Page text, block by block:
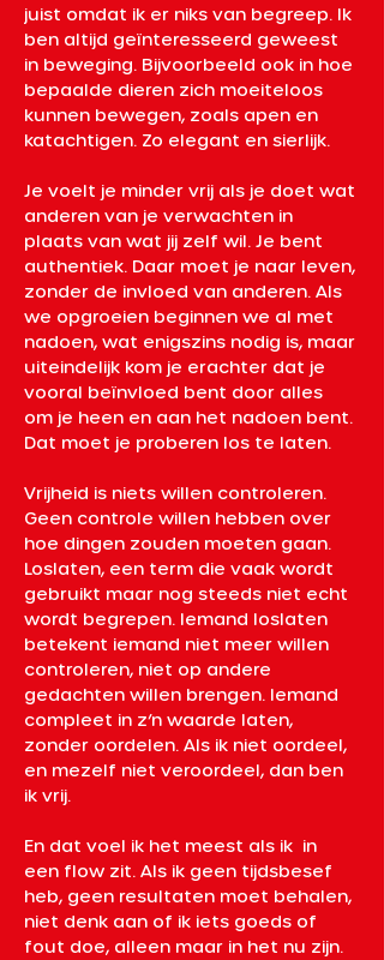
juist omdat ik er niks van begreep. Ik
ben altijd geïnteresseerd geweest
in beweging. Bijvoorbeeld ook in hoe
bepaalde dieren zich moeiteloos
kunnen bewegen, zoals apen en
katachtigen. Zo elegant en sierlijk.
Je voelt je minder vrij als je doet wat
anderen van je verwachten in
plaats van wat jij zelf wil. Je bent
authentiek. Daar moet je naar leven,
zonder de invloed van anderen. Als
we opgroeien beginnen we al met
nadoen, wat enigszins nodig is, maar
uiteindelijk kom je erachter dat je
vooral beïnvloed bent door alles
om je heen en aan het nadoen bent.
Dat moet je proberen los te laten.
Vrijheid is niets willen controleren.
Geen controle willen hebben over
hoe dingen zouden moeten gaan.
Loslaten, een term die vaak wordt
gebruikt maar nog steeds niet echt
wordt begrepen. Iemand loslaten
betekent iemand niet meer willen
controleren, niet op andere
gedachten willen brengen. Iemand
compleet in z’n waarde laten,
zonder oordelen. Als ik niet oordeel,
en mezelf niet veroordeel, dan ben
ik vrij.
En dat voel ik het meest als ik  in
een flow zit. Als ik geen tijdsbesef
heb, geen resultaten moet behalen,
niet denk aan of ik iets goeds of
fout doe, alleen maar in het nu zijn.